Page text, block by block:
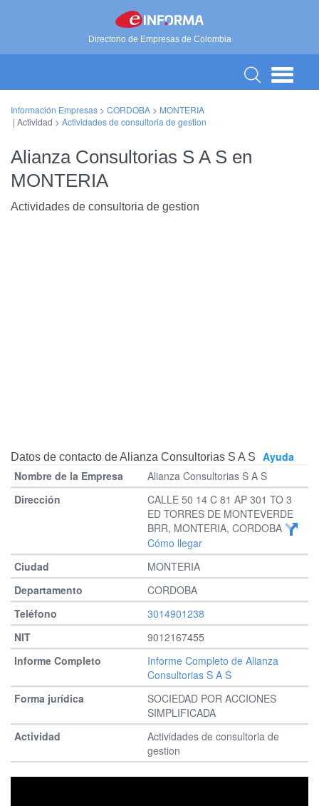
Directorio de Empresas de Colombia
Información Empresas > CORDOBA > MONTERIA
| Actividad > Actividades de consultoria de gestion
Alianza Consultorias S A S en
MONTERIA
Actividades de consultoria de gestion
Datos de contacto de Alianza Consultorias S A S
Ayuda
Alianza Consultorias S A S
CALLE 50 14 C 81 AP 301 TO 3
ED TORRES DE MONTEVERDE
BRR, MONTERIA, CORDOBA
Cómo llegar
MONTERIA
CORDOBA
3014901238
9012167455
Informe Completo de Alianza
Consultorias S A S
SOCIEDAD POR ACCIONES
SIMPLIFICADA
Actividades de consultoria de
gestion